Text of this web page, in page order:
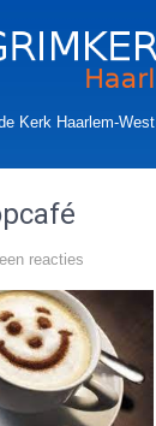
Kerk Haarlem-West
reacties